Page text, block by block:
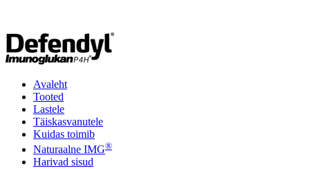
Avaleht
Tooted
Lastele
Täiskasvanutele
Kuidas toimib
Naturaalne IMG®
Harivad sisud